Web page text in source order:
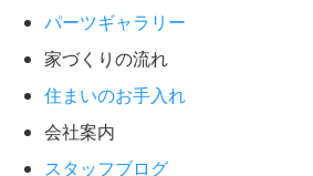
パーツギャラリー
家づくりの流れ
住まいのお手入れ
会社案内
スタッフブログ